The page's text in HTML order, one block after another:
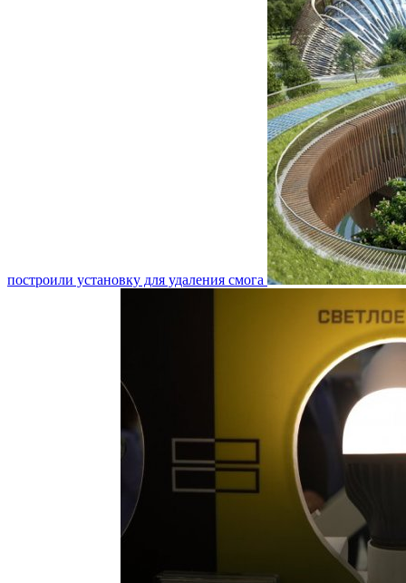
построили установку для удаления смога